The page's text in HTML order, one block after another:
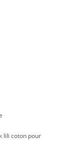
lili coton pour